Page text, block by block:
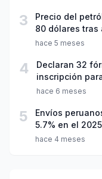
3
Precio del
80 dólares tras
hace 5 meses
4
Declaran 32
inscripción
hace 6 meses
5
Envíos
5.7% en el 2025
hace 4 meses